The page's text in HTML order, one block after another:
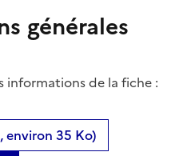
générales
informations de la fiche :
environ 35 Ko)